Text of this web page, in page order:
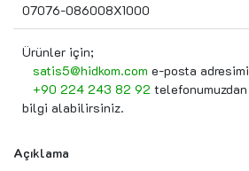
07076-086008X1000
Ürünler için;
satis5@hidkom.com e-posta
+90 224 243 82 92 telefonumuzdan
bilgi alabilirsiniz.
Açıklama